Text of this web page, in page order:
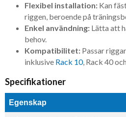
Flexibel installation: Kan
riggen, beroende på
Enkel användning: Lätta att
behov.
Kompatibilitet: Passar
inklusive Rack 10, Rack 40 och
Specifikationer
Egenskap